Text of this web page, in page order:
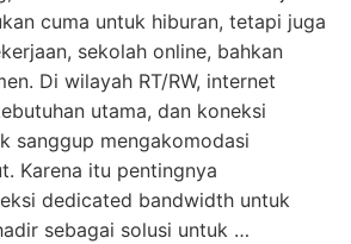
cuma untuk hiburan, tetapi juga
sekolah online, bahkan
Di wilayah RT/RW, internet
utama, dan koneksi
sanggup mengakomodasi
Karena itu pentingnya
dedicated bandwidth untuk
sebagai solusi untuk …